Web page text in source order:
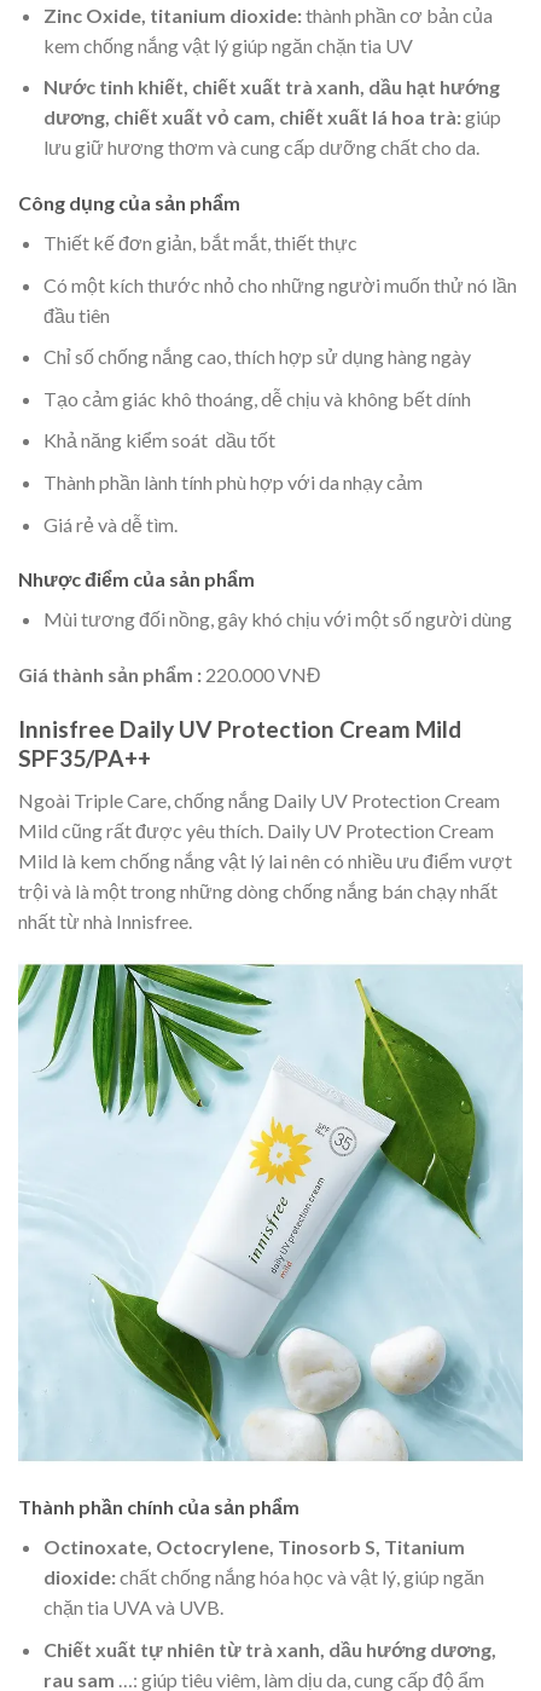
Zinc Oxide, titanium dioxide:thành phần cơ bản của
kem chống nắng vật lý giúp ngăn chặn tia UV
Nước tinh khiết, chiết xuất trà xanh, dầu hạt hướng
dương, chiết xuất vỏ cam, chiết xuất lá hoa trà:giúp
lưu giữ hương thơm và cung cấp dưỡng chất cho da.
Công dụng của sản phẩm
Thiết kế đơn giản, bắt mắt, thiết thực
Có một kích thước nhỏ cho những người muốn thử nó lần
đầu tiên
Chỉ số chống nắng cao, thích hợp sử dụng hàng ngày
Tạo cảm giác khô thoáng, dễ chịu và không bết dính
Khả năng kiểm soát dầu tốt
Thành phần lành tính phù hợp với da nhạy cảm
Giá rẻ và dễ tìm.
Nhược điểm của sản phẩm
Mùi tương đối nồng, gây khó chịu với một số người dùng
Giá thành sản phẩm : 220.000 VNĐ
Innisfree Daily UV Protection Cream Mild
SPF35/PA++
Ngoài Triple Care, chống nắng Daily UV Protection Cream
Mild cũng rất được yêu thích. Daily UV Protection Cream
Mild là kem chống nắng vật lý lai nên có nhiều ưu điểm vượt
trội và là một trong những dòng chống nắng bán chạy nhất
nhất từ nhà Innisfree.
Thành phần chính của sản phẩm
Octinoxate, Octocrylene, Tinosorb S, Titanium
dioxide:chất chống nắng hóa học và vật lý, giúp ngăn
chặn tia UVA và UVB.
Chiết xuất tự nhiên từ trà xanh, dầu hướng dương,
rau sam …: giúp tiêu viêm, làm dịu da, cung cấp độ ẩm